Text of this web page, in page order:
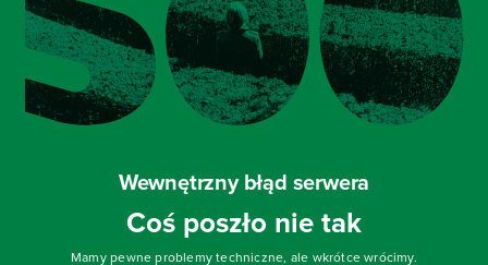
Wewnętrzny błąd serwera
Coś poszło nie tak
Mamy pewne problemy techniczne, ale wkrótce wrócimy.